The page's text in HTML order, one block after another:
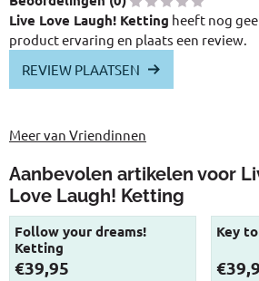
Live Love Laugh! Ketting heeft nog
product ervaring en plaats een review.
REVIEW PLAATSEN
Meer van Vriendinnen
Aanbevolen artikelen voor
Love Laugh! Ketting
Follow your dreams!
Ketting
Prijs: 39,95
€39,95
Key
Prijs: